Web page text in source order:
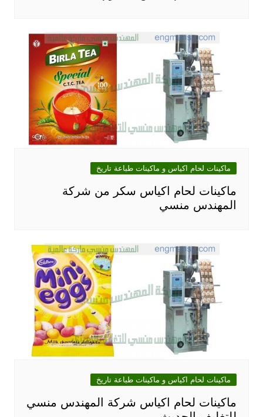
ماكينات لحام اكياس و ماكينات طباعة تاريخ
ماكينات لحام اكياس سكر من شركة
المهندس منسي
ماكينات لحام اكياس و ماكينات طباعة تاريخ
ماكينات لحام اكياس شركة المهندس منسي